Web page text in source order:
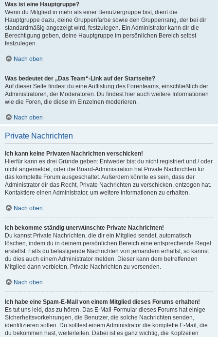
Was ist eine Hauptgruppe?
Wenn du Mitglied in mehr als einer Benutzergruppe bist, dient die
Hauptgruppe dazu, deine Gruppenfarbe sowie den Gruppenrang, der bei dir
standardmäßig angezeigt wird, festzulegen. Ein Administrator kann dir die
Berechtigung geben, deine Hauptgruppe im persönlichen Bereich selbst
festzulegen.
Nach oben
Was bedeutet der „Das Team“-Link auf der Startseite?
Auf dieser Seite findest du eine Auflistung des Forenteams, einschließlich der
Administratoren, der Moderatoren. Du findest hier auch weitere Informationen
wie die Foren, die diese im Einzelnen moderieren.
Nach oben
Private Nachrichten
Ich kann keine Privaten Nachrichten verschicken!
Hierfür kann es drei Gründe geben: Entweder bist du nicht registriert und / oder
nicht angemeldet, oder die Board-Administration hat Private Nachrichten für
das komplette Forum ausgeschaltet. Außerdem könnte es sein, dass der
Administrator dir das Recht, Private Nachrichten zu verschicken, entzogen hat.
Kontaktiere einen Administrator, um weitere Informationen zu erhalten.
Nach oben
Ich bekomme ständig unerwünschte Private Nachrichten!
Du kannst Private Nachrichten, die dir ein Mitglied sendet, automatisch
löschen, indem du in deinem persönlichen Bereich eine entsprechende Regel
erstellst. Falls du belästigende Nachrichten von jemandem erhältst, so kannst
du dies auch einem Administrator melden. Dieser kann dem betreffenden
Mitglied dann verbieten, Private Nachrichten zu versenden.
Nach oben
Ich habe eine Spam-E-Mail von einem Mitglied dieses Forums erhalten!
Es tut uns leid, das zu hören. Das E-Mail-Formular dieses Forums hat einige
Sicherheitsvorkehrungen, die Benutzer, die solche Nachrichten senden,
identifizieren sollen. Du solltest einem Administrator die komplette E-Mail, die
du bekommen hast, weiterleiten. Dabei ist es ganz wichtig, die Kopfzeilen